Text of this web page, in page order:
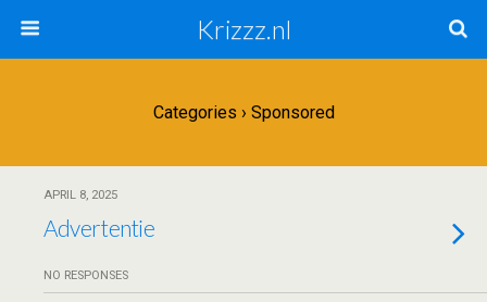
Krizzz.nl
Categories › Sponsored
APRIL 8, 2025
Advertentie
NO RESPONSES